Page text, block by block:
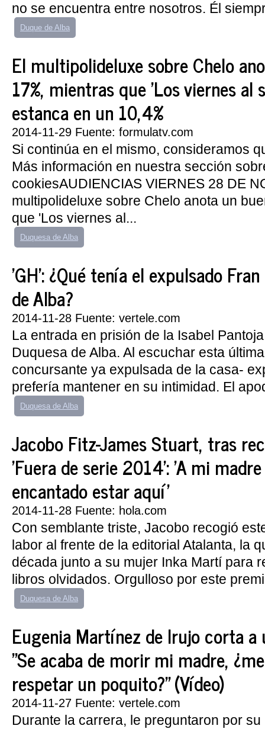
no se encuentra entre nosotros. Él
Duque de Alba
El multipolideluxe sobre Chelo
17%, mientras que 'Los viernes al
estanca en un 10,4%
2014-11-29 Fuente: formulatv.com
Si continúa en el mismo, consideramos
Más información en nuestra sección
cookiesAUDIENCIAS VIERNES 28 DE
multipolideluxe sobre Chelo anota un
que 'Los viernes al...
Duquesa de Alba
'GH': ¿Qué tenía el expulsado
de Alba?
2014-11-28 Fuente: vertele.com
La entrada en prisión de la Isabel
Duquesa de Alba. Al escuchar esta
concursante ya expulsada de la casa-
prefería mantener en su intimidad. El
Duquesa de Alba
Jacobo Fitz-James Stuart, tras
'Fuera de serie 2014': 'A mi
encantado estar aquí'
2014-11-28 Fuente: hola.com
Con semblante triste, Jacobo recogió
labor al frente de la editorial Atalanta, la
década junto a su mujer Inka Martí para
libros olvidados. Orgulloso por este
Duquesa de Alba
Eugenia Martínez de Irujo corta a
"Se acaba de morir mi madre,
respetar un poquito?" (Vídeo)
2014-11-27 Fuente: vertele.com
Durante la carrera, le preguntaron por su